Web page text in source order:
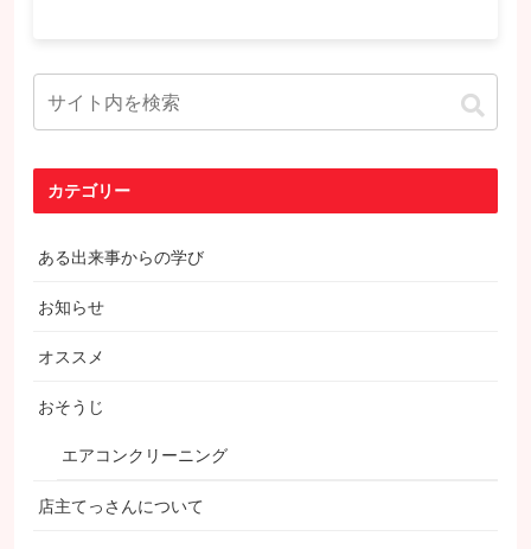
カテゴリー
ある出来事からの学び
お知らせ
オススメ
おそうじ
エアコンクリーニング
店主てっさんについて